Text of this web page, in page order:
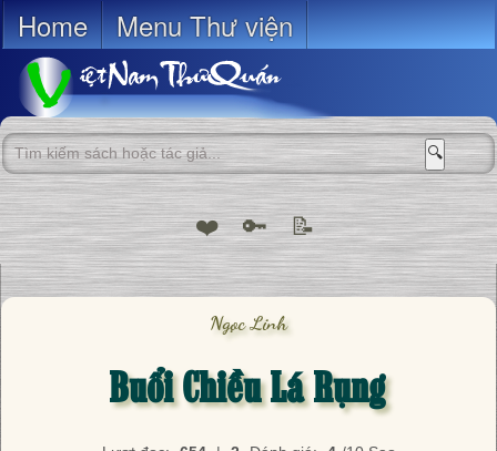
Home Menu Thư viện
🔍
❤️ 🔑 📝
Ngọc Linh
Buổi Chiều Lá Rụng